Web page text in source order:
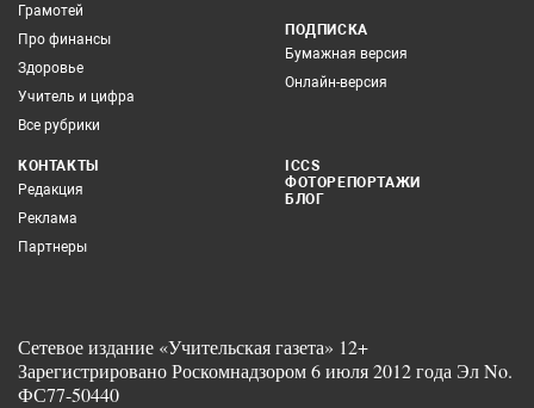
Грамотей
Про финансы
Здоровье
Учитель и цифра
Все рубрики
ПОДПИСКА
Бумажная версия
Онлайн-версия
КОНТАКТЫ
Редакция
Реклама
Партнеры
ICCS
ФОТОРЕПОРТАЖИ
БЛОГ
Сетевое издание «Учительская газета» 12+
Зарегистрировано Роскомнадзором 6 июля 2012 года Эл No.
ФС77-50440